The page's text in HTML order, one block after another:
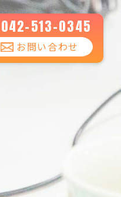
042-513-0345
お問い合わせ